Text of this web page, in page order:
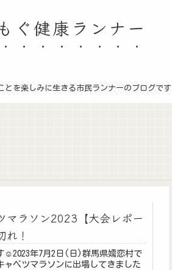
ぐ健康ランナー
とを楽しみに生きる市民ランナーのブログです
マラソン2023【大会レポー
れ！
☺2023年7月2日(日)群馬県嬬恋村で
ャベツマラソンに出場してきました